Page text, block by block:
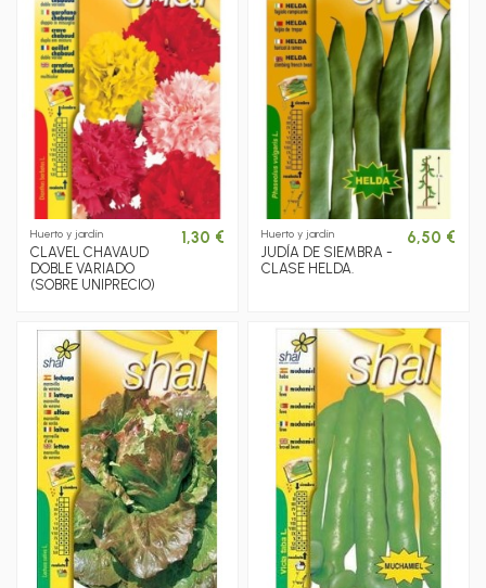
Huerto y jardín
CLAVEL CHAVAUD
DOBLE VARIADO
(SOBRE UNIPRECIO)
1,30 € Huerto y jardín
JUDÍA DE SIEMBRA -
CLASE HELDA.
6,50 €